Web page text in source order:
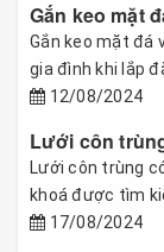
Gắn keo mặt
Gắn keo mặt đá
gia đình khi lắp
12/08/2024
Lưới côn
Lưới côn trùng
khoá được tìm
17/08/2024